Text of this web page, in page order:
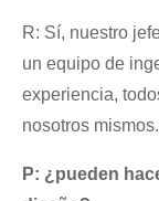
R: Sí, nuestro
un equipo de
experiencia,
nosotros mismos.
P: ¿pueden